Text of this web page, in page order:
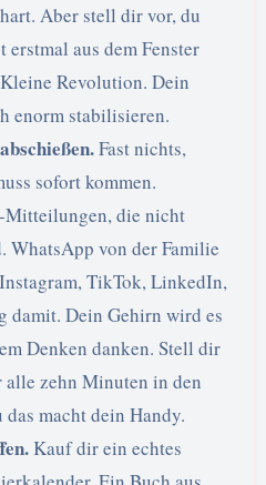
Aber stell dir vor, du
aus dem Fenster
Revolution. Dein
enorm stabilisieren.
Fast nichts,
sofort kommen.
Mitteilungen, die nicht
WhatsApp von der Familie
TikTok, LinkedIn,
damit. Dein Gehirn wird es
Denken danken. Stell dir
zehn Minuten in den
macht dein Handy.
Kauf dir ein echtes